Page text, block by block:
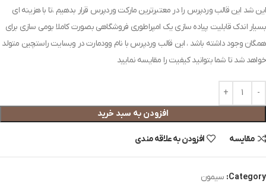
این شد این قالب وردپرس را در معتبرترین مارکت وردپرس قرار بدهیم ،تا با هزینه ای
بسیار اندک قابلیت پیاده سازی یک امپراطوری فروشگاهی بصورت کاملا بومی سازی برای
همگان وجود داشته باشد ، این قالب وردپرس با نام وودمارت در وبسایت راستچین متولد
خواهد شد تا شما بتوانید کیفیت را مقایسه نمایید
افزودن به سبد خرید
مقایسه افزودن به علاقه مندی
Category: سیمون